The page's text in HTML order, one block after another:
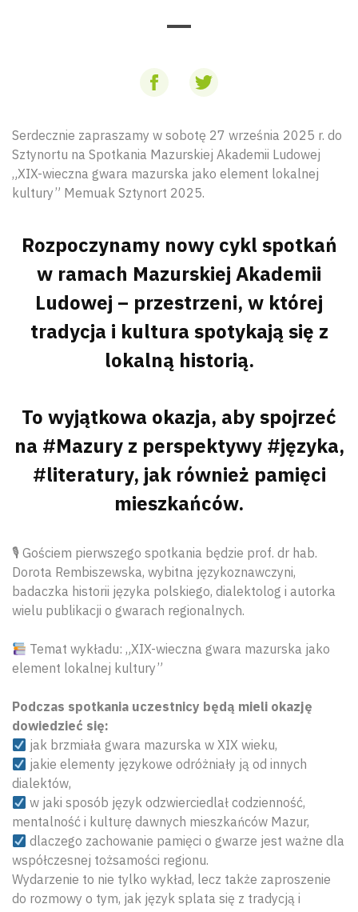
Serdecznie zapraszamy w sobotę 27 września 2025 r. do
Sztynortu na Spotkania Mazurskiej Akademii Ludowej
„XIX-wieczna gwara mazurska jako element lokalnej
kultury” Memuak Sztynort 2025.
Rozpoczynamy nowy cykl spotkań
w ramach Mazurskiej Akademii
Ludowej – przestrzeni, w której
tradycja i kultura spotykają się z
lokalną historią.
To wyjątkowa okazja, aby spojrzeć
na #Mazury z perspektywy #języka,
#literatury, jak również pamięci
mieszkańców.
🎙 Gościem pierwszego spotkania będzie prof. dr hab.
Dorota Rembiszewska, wybitna językoznawczyni,
badaczka historii języka polskiego, dialektolog i autorka
wielu publikacji o gwarach regionalnych.
Temat wykładu: „XIX-wieczna gwara mazurska jako
element lokalnej kultury”
Podczas spotkania uczestnicy będą mieli okazję
dowiedzieć się:
jak brzmiała gwara mazurska w XIX wieku,
jakie elementy językowe odróżniały ją od innych
dialektów,
w jaki sposób język odzwierciedlał codzienność,
mentalność i kulturę dawnych mieszkańców Mazur,
dlaczego zachowanie pamięci o gwarze jest ważne dla
współczesnej tożsamości regionu.
Wydarzenie to nie tylko wykład, lecz także zaproszenie
do rozmowy o tym, jak język splata się z tradycją i